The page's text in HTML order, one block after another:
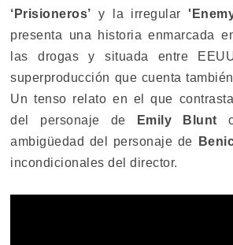
‘Prisioneros’ y la irregular
presenta una historia enmarcada
las drogas y situada entre
superproducción que cuenta
Un tenso relato en el que
del personaje de
Emily Blunt
ambigüedad del personaje de
incondicionales del director.